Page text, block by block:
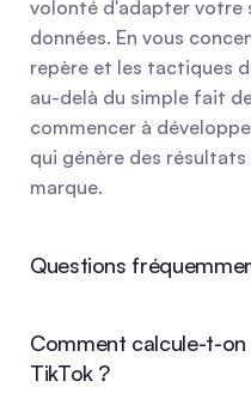
volonté d'adapter votre
données. En vous
repère et les tactiques
au-delà du simple fait
commencer à
qui génère des
marque.
Questions
Comment calcule-t-
TikTok ?